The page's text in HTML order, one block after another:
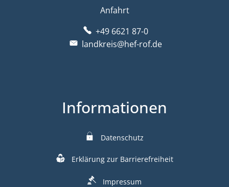
Anfahrt
+49 6621 87-0
landkreis@hef-rof.de
Informationen
Datenschutz
Erklärung zur Barrierefreiheit
Impressum